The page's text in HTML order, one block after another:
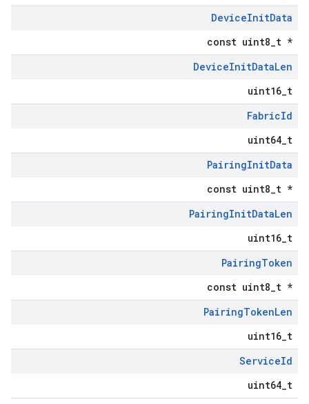
DeviceInitData
const uint8_t *
DeviceInitDataLen
uint16_t
FabricId
uint64_t
PairingInitData
const uint8_t *
PairingInitDataLen
uint16_t
PairingToken
const uint8_t *
PairingTokenLen
uint16_t
ServiceId
uint64_t